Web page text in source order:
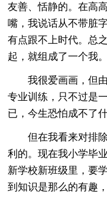
友善、恬静的。在高
嘴，我说话从不带脏
有点跟不上时代。总
起，就组成了一个我。
我很爱画画，但由
专业训练，只不过是
已，今生恐怕成不了
但在我看来对排除
利的。现在我小学毕
新学校新班级里，要
到知识是那么的有趣